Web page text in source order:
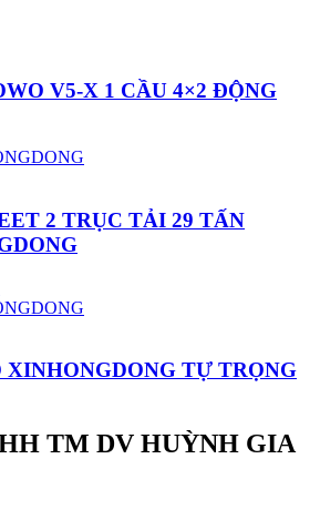
V5-X 1 CẦU 4×2 ĐỘNG
2 TRỤC TẢI 29 TẤN
TỰ TRỌNG
TM DV HUỲNH GIA